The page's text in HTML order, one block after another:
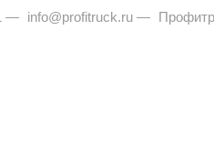
— info@profitruck.ru —